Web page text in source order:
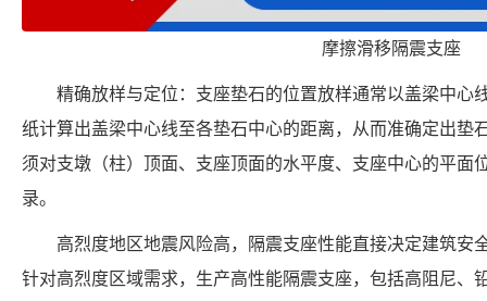
摩擦滑移隔震支座
精确放样与定位：支座垫石的位置放样通常以盖梁中心
纸计算出盖梁中心线至各垫石中心的距离，从而准确定出垫
须对支墩（柱）顶面、支座顶面的水平度、支座中心的平面
录。
高烈度地区地震风险高，隔震支座性能直接决定建筑安
针对高烈度区域需求，生产高性能隔震支座，包括高阻尼、